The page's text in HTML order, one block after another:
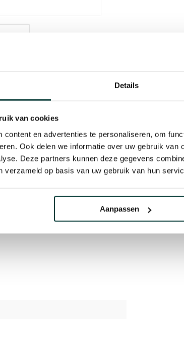
Details
van cookies
content en advertenties te personaliseren, om
Ook delen we informatie over uw gebruik van
Deze partners kunnen deze gegevens
verzameld op basis van uw gebruik van hun
Aanpassen